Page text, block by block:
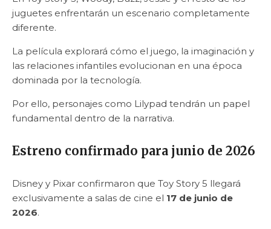
juguetes enfrentarán un escenario completamente
diferente.
La película explorará cómo el juego, la imaginación y
las relaciones infantiles evolucionan en una época
dominada por la tecnología.
Por ello, personajes como Lilypad tendrán un papel
fundamental dentro de la narrativa.
Estreno confirmado para junio de 2026
Disney y Pixar confirmaron que Toy Story 5 llegará
exclusivamente a salas de cine el 17 de junio de
2026.